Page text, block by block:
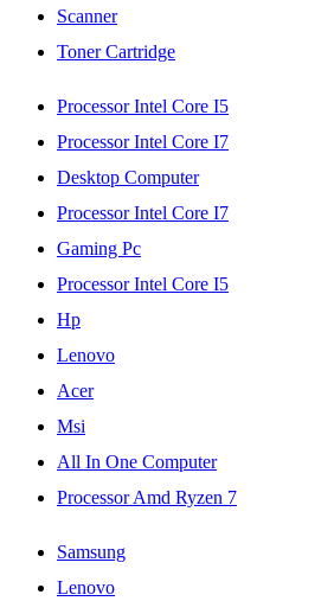
Scanner
Toner Cartridge
Processor Intel Core I5
Processor Intel Core I7
Desktop Computer
Processor Intel Core I7
Gaming Pc
Processor Intel Core I5
Hp
Lenovo
Acer
Msi
All In One Computer
Processor Amd Ryzen 7
Samsung
Lenovo